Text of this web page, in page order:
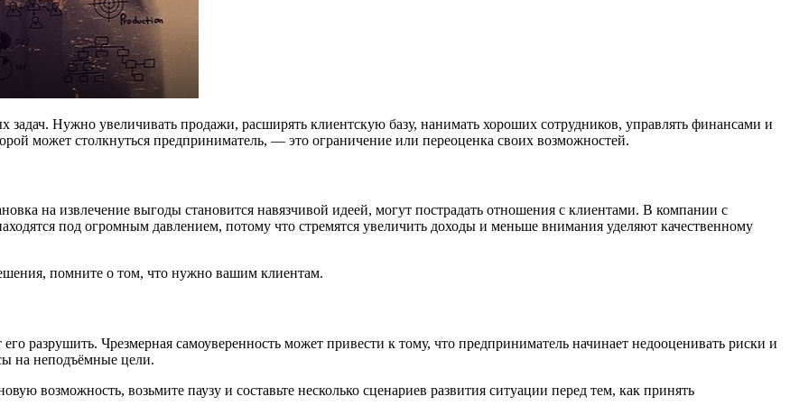
Нужно увеличивать продажи, расширять клиентскую базу, нанимать хороших сотрудников, управлять финансами и
может столкнуться предприниматель, — это ограничение или переоценка своих возможностей.
на извлечение выгоды становится навязчивой идеей, могут пострадать отношения с клиентами. В компании с
под огромным давлением, потому что стремятся увеличить доходы и меньше внимания уделяют качественному
помните о том, что нужно вашим клиентам.
разрушить. Чрезмерная самоуверенность может привести к тому, что предприниматель начинает недооценивать риски и
на неподъёмные цели.
возможность, возьмите паузу и составьте несколько сценариев развития ситуации перед тем, как принять